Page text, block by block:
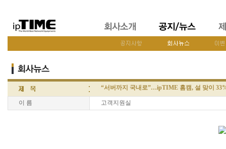
“서버까지 국내로”…ipTIME 홈캠, 설 맞이
이 름 고객지원실